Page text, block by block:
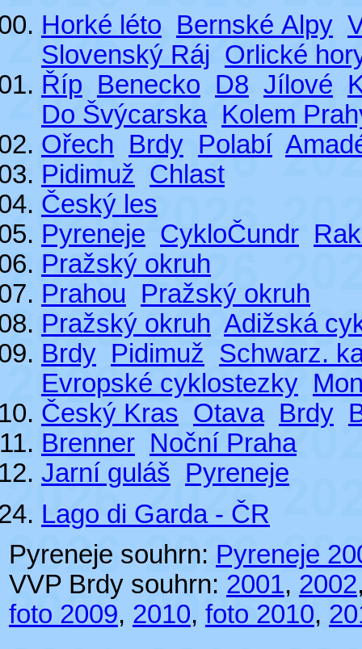
Horké léto Bernské Alpy
Slovenský Ráj Orlické
Říp Benecko D8 Jílové
Do Švýcarska Kolem
Ořech Brdy Polabí
Pidimuž Chlast
Český les
Pyreneje CykloČundr
Pražský okruh
Prahou Pražský okruh
Pražský okruh Adižská
Brdy Pidimuž Schwarz.
Evropské cyklostezky
Český Kras Otava Brdy
Brenner Noční Praha
Jarní guláš Pyreneje
Lago di Garda - ČR
Pyreneje souhrn: Pyreneje
VVP Brdy souhrn: 2001, 2002
foto 2009, 2010, foto 2010,